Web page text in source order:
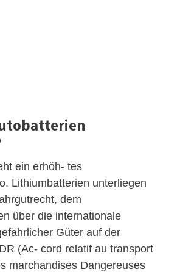
ein erhöh- tes
Lithiumbatterien unterliegen
dem
über die internationale
Güter auf der
(Ac- cord relatif au transport
marchandises Dangereuses